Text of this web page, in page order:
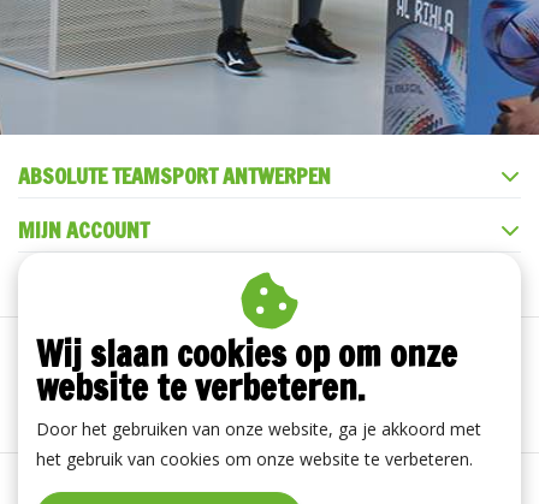
ABSOLUTE TEAMSPORT ANTWERPEN
MIJN ACCOUNT
Algemene voorwaarden | Disclaimer
Wij slaan cookies op om onze
website te verbeteren.
Door het gebruiken van onze website, ga je akkoord met
het gebruik van cookies om onze website te verbeteren.